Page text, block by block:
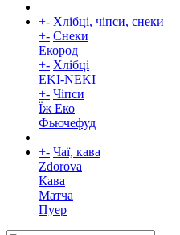
+- Хлібці, чіпси, снеки
+- Снеки
Екород
+- Хлібці
EKI-NEKI
+- Чіпси
Їж Еко
Фьючефуд
+- Чаї, кава
Zdorova
Кава
Матча
Пуер